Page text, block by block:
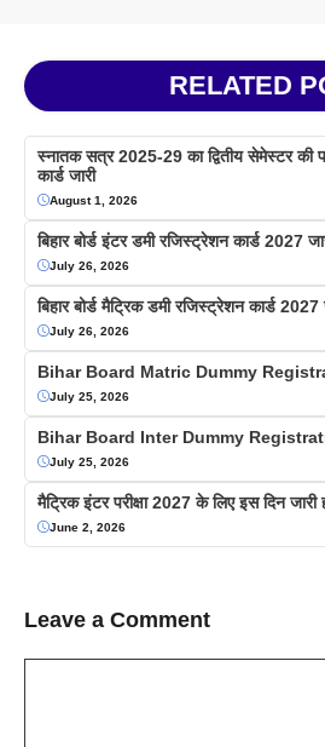
RELATED
स्नातक सत्र 2025-29 का द्वितीय सेमेस्टर की
कार्ड जारी
August 1, 2026
बिहार बोर्ड इंटर डमी रजिस्ट्रेशन कार्ड 2027
July 26, 2026
बिहार बोर्ड मैट्रिक डमी रजिस्ट्रेशन कार्ड
July 26, 2026
Bihar Board Matric Dummy
July 25, 2026
Bihar Board Inter Dummy
July 25, 2026
मैट्रिक इंटर परीक्षा 2027 के लिए इस दिन जारी
June 2, 2026
Leave a Comment